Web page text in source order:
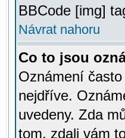
BBCode [img]
Návrat nahoru
Co to jsou
Oznámení
nejdříve.
uvedeny. Zda
tom, zdali vám